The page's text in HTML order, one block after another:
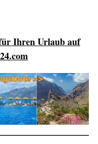
Ihren Urlaub auf